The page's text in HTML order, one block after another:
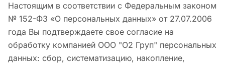
Настоящим в соответствии с Федеральным законом
№ 152-ФЗ «О персональных данных» от 27.07.2006
года Вы подтверждаете свое согласие на
обработку компанией ООО "О2 Груп" персональных
данных: сбор, систематизацию, накопление,